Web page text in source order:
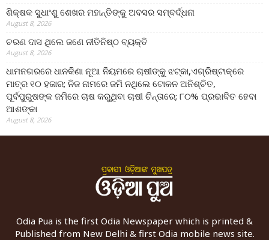
ଶିକ୍ଷକ ସୁଧାଂଶୁ ଶେଖର ମହାନ୍ତିଙ୍କୁ ଅବସର ସମ୍ବର୍ଦ୍ଧନା
August 8, 2026
ଚରଣ ଦାସ ଥିଲେ ଜଣେ ନୀତିନିଷ୍ଠ ବ୍ୟକ୍ତି
August 8, 2026
ଧାମନଗରରେ ଧାନକିଣା ନୂଆ ନିୟମରେ ଚାଷୀଙ୍କୁ ଝଟ୍‌କା,ଏଗ୍ରିଷ୍ଟାକ୍‌ରେ
ମାତ୍ର ୧୦ ହଜାର; ନିଜ ନାମରେ ଜମି ନଥିଲେ ଟୋକନ ଅନିଶ୍ଚିତ,
ପୂର୍ବପୁରୁଷଙ୍କ ଜମିରେ ଚାଷ କରୁଥିବା ଚାଷୀ ଚିନ୍ତାରେ; ୮୦% ପ୍ରଭାବିତ ହେବା
ଆଶଙ୍କା
August 8, 2026
Odia Pua is the first Odia Newspaper which is printed &
Published from New Delhi & first Odia mobile news site.